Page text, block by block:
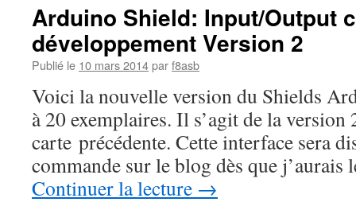
Arduino Shield: Input/Output
développement Version 2
Publié le 10 mars 2014parf8asb
Voici la nouvelle version du Shields
à 20 exemplaires. Il s’agit de la
carte précédente. Cette interface sera
commande sur le blog dès que
Continuer la lecture →